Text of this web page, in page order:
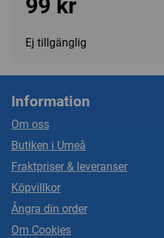
99 kr
Ej tillgänglig
Information
Om oss
Butiken i Umeå
Fraktpriser & leveranser
Köpvillkor
Ångra din order
Om Cookies